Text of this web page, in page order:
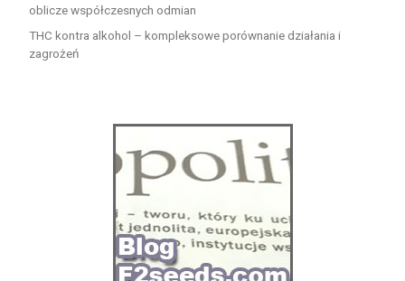
oblicze współczesnych odmian
THC kontra alkohol – kompleksowe porównanie działania i
zagrożeń